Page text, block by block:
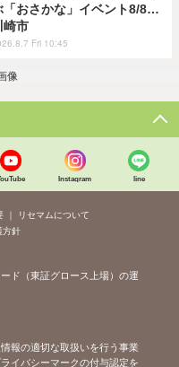
「おさかな」イベント8/8…
崎市
Fri 10:45
像
Instagram line
リセマムについて
方針
ド（東証グロース上場）の運
報の適切な取扱いを行う事業
イバシーマークの付与認定を